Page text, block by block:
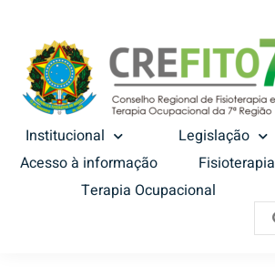
Institucional
Legislação
Acesso à informação
Fisioterapia
Terapia Ocupacional